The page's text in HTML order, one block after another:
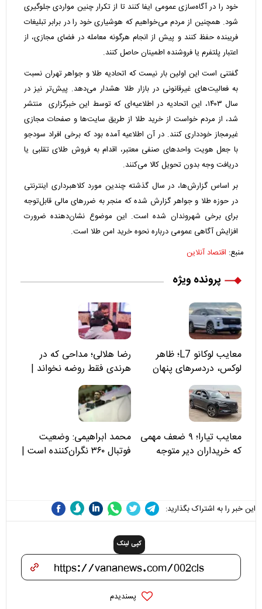
خود را در آگاه‌سازی عمومی ایفا کنند تا از تکرار چنین مواردی جلوگیری
شود. همچنین از مردم می‌خواهیم که هوشیاری خود را در برابر تبلیغات
فریبنده حفظ کنند و پیش از انجام هرگونه معامله در فضای مجازی، از
اعتبار پلتفرم یا فروشنده اطمینان حاصل کنند.
گفتنی است این اولین بار نیست که اتحادیه طلا و جواهر تهران نسبت
به فعالیت‌های غیرقانونی در بازار طلا هشدار می‌دهد. پیش‌تر نیز در
سال ۱۴۰۳، این اتحادیه در اطلاعیه‌ای که توسط این خبرگزاری منتشر
شد، از مردم خواست از خرید طلا از طریق سایت‌ها و صفحات مجازی
غیرمجاز خودداری کنند. در آن اطلاعیه آمده بود که برخی افراد سودجو
با جعل هویت واحدهای صنفی معتبر، اقدام به فروش طلای تقلبی یا
دریافت وجه بدون تحویل کالا می‌کنند.
بر اساس گزارش‌ها، در سال گذشته چندین مورد کلاهبرداری اینترنتی
در حوزه طلا و جواهر گزارش شده که منجر به ضررهای مالی قابل‌توجه
برای برخی شهروندان شده است. این موضوع نشان‌دهنده ضرورت
افزایش آگاهی عمومی درباره نحوه خرید امن طلا است.
منبع: اقتصاد آنلاین
پرونده ویژه
معایب لوکانو L7؛ ظاهر
لوکس، دردسرهای پنهان
رضا هلالی؛ مداحی که در
هرندی فقط روضه نخواند |
مسئولان «تکیه‌گاه آقا مرتضی
علی(ع)» را جدی‌تر ببینند
معایب تیارا؛ ۹ ضعف مهمی
که خریداران دیر متوجه
محمد ابراهیمی: وضعیت
فوتبال ۳۶۰ نگران‌کننده است |
این خبر را به اشتراک بگذارید:
کپی لینک
پسندیدم